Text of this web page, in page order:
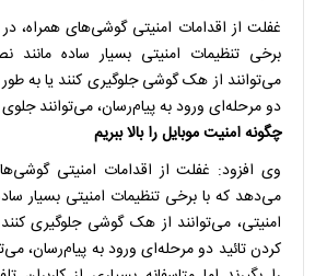
غفلت از اقدامات امنیتی گوشی‌های همراه،
برخی تنظیمات امنیتی بسیار ساده مانند
می‌توانند از هک گوشی جلوگیری کنند یا به طور
دو مرحله‌ای ورود به پیام‌رسان، می‌توانند جلوی
چگونه امنیت موبایل را بالا ببریم
وی افزود: غفلت از اقدامات امنیتی
می‌دهد که با برخی تنظیمات امنیتی بسیار
امنیتی، می‌توانند از هک گوشی جلوگیری
کردن تائید دو مرحله‌ای ورود به پیام‌رسان،